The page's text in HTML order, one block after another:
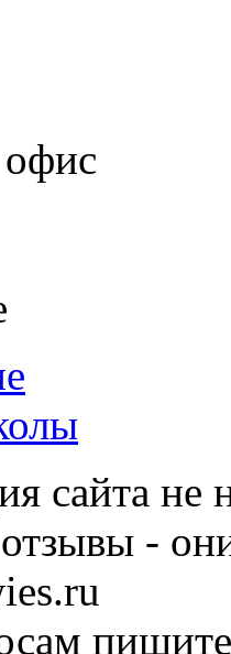
сайта не
-